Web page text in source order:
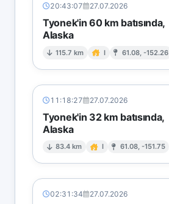
20:43:07 27.07.2026
Tyonek'in 60 km batısında,
Alaska
115.7 km I 61.08, -152.26
11:18:27 27.07.2026
Tyonek'in 32 km batısında,
Alaska
83.4 km I 61.08, -151.75
02:31:34 27.07.2026